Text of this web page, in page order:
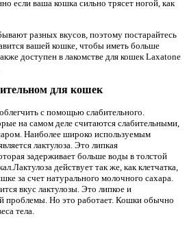
если ваша кошка сильно трясет ногой, как
разных вкусов, поэтому постарайтесь
вашей кошке, чтобы иметь больше
доступен в лакомстве для кошек Laxatone
для кошек
с помощью слабительного.
на самом деле считаются слабительными,
Наиболее широко используемым
лактулоза. Это липкая
задерживает больше воды в толстой
действует так же, как клетчатка,
за счет натурального молочного сахара.
вкус лактулозы. Это липкое и
проблемы. Но это работает. Кошки обычно
тела.